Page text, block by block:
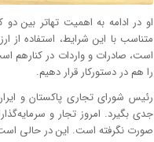
او در ادامه به اهمیت تهاتر بین
متناسب با این شرایط، استفاده از
است، صادرات و واردات در کنارهم
را هم در دستورکار قرار دهیم.
رئیس شورای تجاری پاکستان و
جدی بگیرد. امروز تجار و
صورت نگرفته است. این در حالی است